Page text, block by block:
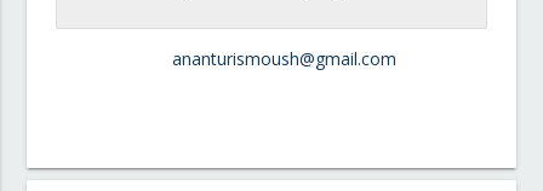
ananturismoush@gmail.com